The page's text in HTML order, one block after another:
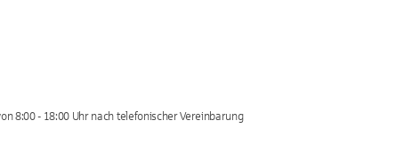
8:00 - 18:00 Uhr nach telefonischer Vereinbarung